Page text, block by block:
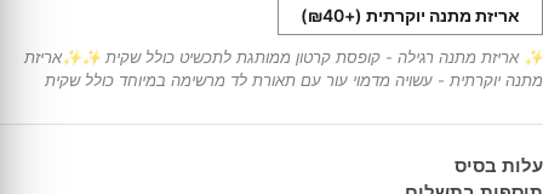
אריזת מתנה יוקרתית (+₪40)
✨ אריזת מתנה רגילה - קופסת קרטון ממותגת לתכשיט כולל שקית ✨✨אריזת
מתנה יוקרתית - עשויה מדמוי עור עם תאורת לד מרשימה במיוחד כולל שקית
עלות בסיס